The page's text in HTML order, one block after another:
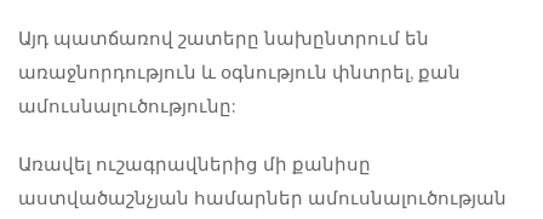
Այդ պատճառով շատերը նախընտրում են
առաջնորդություն և օգնություն փնտրել, քան
ամուսնալուծությունը:
Առավել ուշագրավներից մի քանիսը
աստվածաշնչյան համարներ ամուսնալուծության